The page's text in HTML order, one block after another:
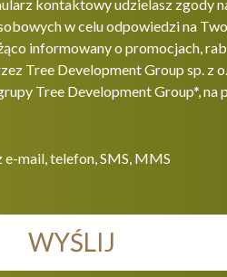
kontaktowy udzielasz zgody
w celu odpowiedzi na
informowany o promocjach,
Tree Development Group sp. z
Tree Development Group*,
mail, telefon, SMS, MMS